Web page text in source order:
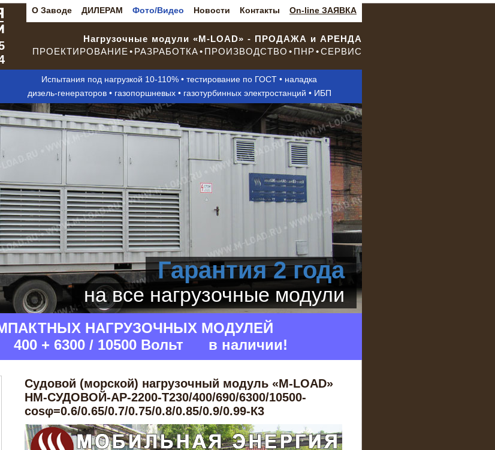
О Заводе ДИЛЕРАМ Фото/Видео Новости Контакты On-line ЗАЯВКА
Нагрузочные модули «M-LOAD» - ПРОДАЖА и АРЕНДА
ПРОЕКТИРОВАНИЕ • РАЗРАБОТКА • ПРОИЗВОДСТВО • ПНР • СЕРВИС
Испытания под нагрузкой 10-110% • тестирование по ГОСТ • наладка
дизель-генераторов • газопоршневых • газотурбинных электростанций • ИБП
Гарантия 2 года
на все нагрузочные модули
НАГРУЗОЧНЫХ МОДУЛЕЙ
400 + 6300 / 10500 Вольт в наличии!
Судовой (морской) нагрузочный модуль «M-LOAD»
НМ-СУДОВОЙ-АР-2200-Т230/400/690/6300/10500-
cosφ=0.6/0.65/0.7/0.75/0.8/0.85/0.9/0.99-К3